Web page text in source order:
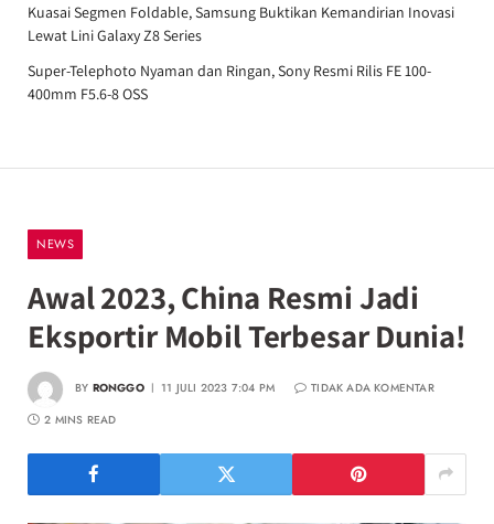
Kuasai Segmen Foldable, Samsung Buktikan Kemandirian Inovasi
Lewat Lini Galaxy Z8 Series
Super-Telephoto Nyaman dan Ringan, Sony Resmi Rilis FE 100-
400mm F5.6-8 OSS
NEWS
Awal 2023, China Resmi Jadi
Eksportir Mobil Terbesar Dunia!
BY RONGGO 11 JULI 2023 7:04 PM
TIDAK ADA KOMENTAR
2 MINS READ